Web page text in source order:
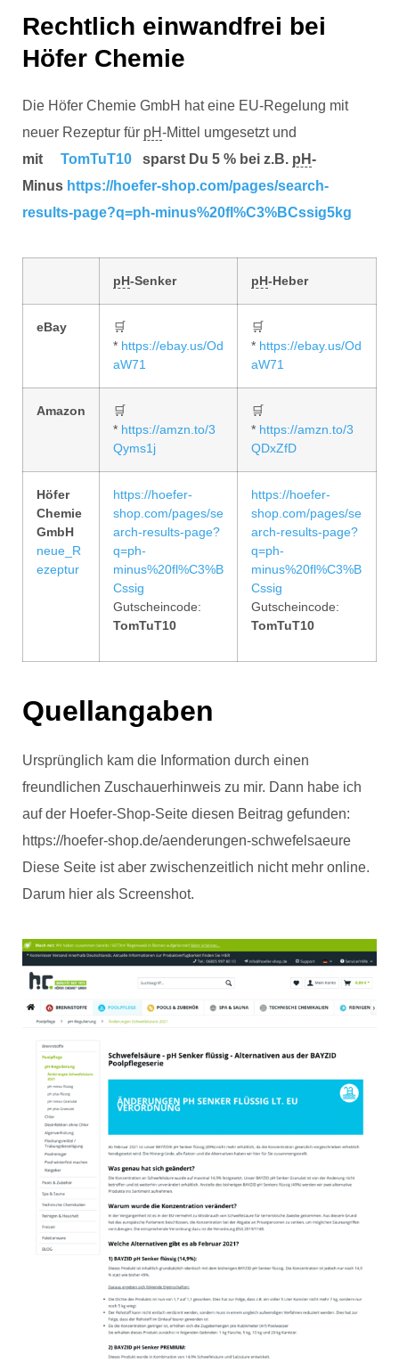
Rechtlich einwandfrei bei
Höfer Chemie
Die Höfer Chemie GmbH hat eine EU-Regelung mit
neuer Rezeptur für pH-Mittel umgesetzt und
mit TomTuT10 sparst Du 5 % bei z.B. pH-
Minus https://hoefer-shop.com/pages/search-
results-page?q=ph-minus%20fl%C3%BCssig5kg
pH-Senker pH-Heber
eBay
🛒
* https://ebay.us/Od
aW71
🛒
* https://ebay.us/Od
aW71
Amazon
🛒
* https://amzn.to/3
Qyms1j
🛒
* https://amzn.to/3
QDxZfD
Höfer
Chemie
GmbH
neue_R
ezeptur
https://hoefer-
shop.com/pages/se
arch-results-page?
q=ph-
minus%20fl%C3%B
Cssig
Gutscheincode:
TomTuT10
https://hoefer-
shop.com/pages/se
arch-results-page?
q=ph-
minus%20fl%C3%B
Cssig
Gutscheincode:
TomTuT10
Quellangaben
Ursprünglich kam die Information durch einen
freundlichen Zuschauerhinweis zu mir. Dann habe ich
auf der Hoefer-Shop-Seite diesen Beitrag gefunden:
https://hoefer-shop.de/aenderungen-schwefelsaeure
Diese Seite ist aber zwischenzeitlich nicht mehr online.
Darum hier als Screenshot.